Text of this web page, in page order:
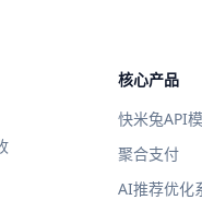
核心产品
快米兔API
聚合支付
AI推荐优化